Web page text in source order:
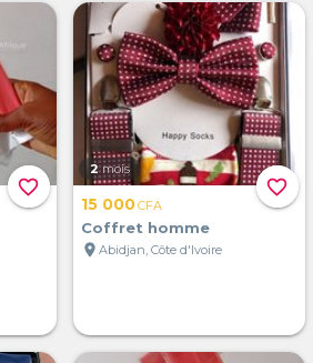
favorite_border favorite_border
2 mois
15 000CFA
Coffret homme
location_on Abidjan, Côte d'Ivoire